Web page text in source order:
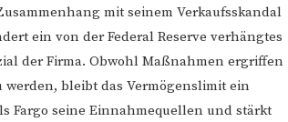
mit seinem Verkaufsskandal
ein von der Federal Reserve verhängtes
der Firma. Obwohl Maßnahmen ergriffen
bleibt das Vermögenslimit ein
Fargo seine Einnahmequellen und stärkt